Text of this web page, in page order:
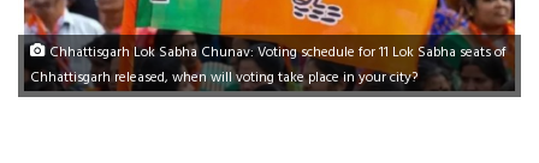
Chhattisgarh Lok Sabha Chunav: Voting schedule for 11 Lok Sabha seats of
Chhattisgarh released, when will voting take place in your city?